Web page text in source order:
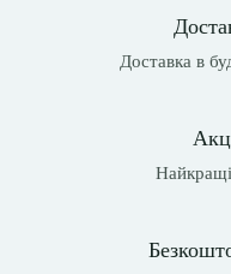
Доставка в
Найкращі